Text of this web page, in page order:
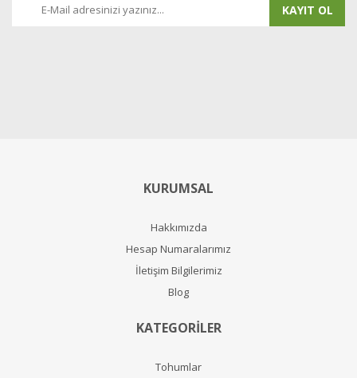
KAYIT OL
KURUMSAL
Hakkımızda
Hesap Numaralarımız
İletişim Bilgilerimiz
Blog
KATEGORİLER
Tohumlar